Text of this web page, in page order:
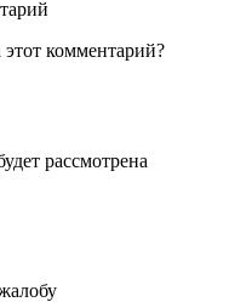
комментарий?
рассмотрена